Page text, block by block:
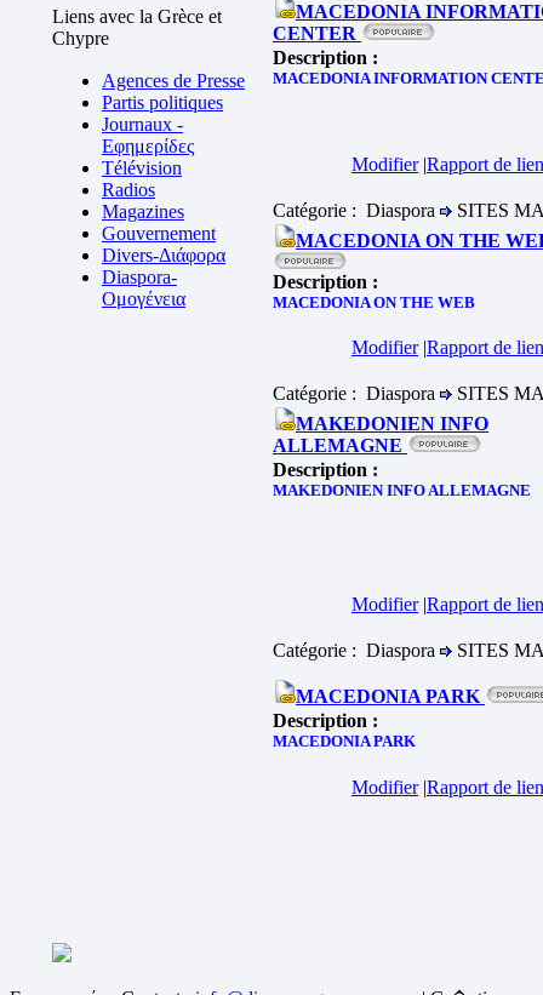
Liens avec la Grèce et
Chypre
Agences de Presse
Partis politiques
Journaux -
Εφημερίδες
Télévision
Radios
Magazines
Gouvernement
Divers-Διάφορα
Diaspora-
Ομογένεια
MACEDONIA
CENTER
Description :
MACEDONIA INFORMATION
Modifier|Rapport de
Catégorie : Diaspora
SITES
MACEDONIA ON THE
Description :
MACEDONIA ON THE WEB
Modifier|Rapport de
Catégorie : Diaspora
SITES
MAKEDONIEN INFO
ALLEMAGNE
Description :
MAKEDONIEN INFO ALLEMAGNE
Modifier|Rapport de
Catégorie : Diaspora SITES
MACEDONIA PARK
Description :
MACEDONIA PARK
Modifier|Rapport de